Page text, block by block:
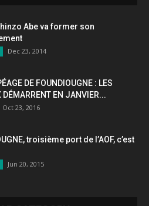
Abe va former son
Dec 23, 2014
DE FOUNDIOUGNE : LES
DÉMARRENT EN JANVIER...
Oct 23, 2016
troisième port de l’AOF, c’est
Jun 20, 2015